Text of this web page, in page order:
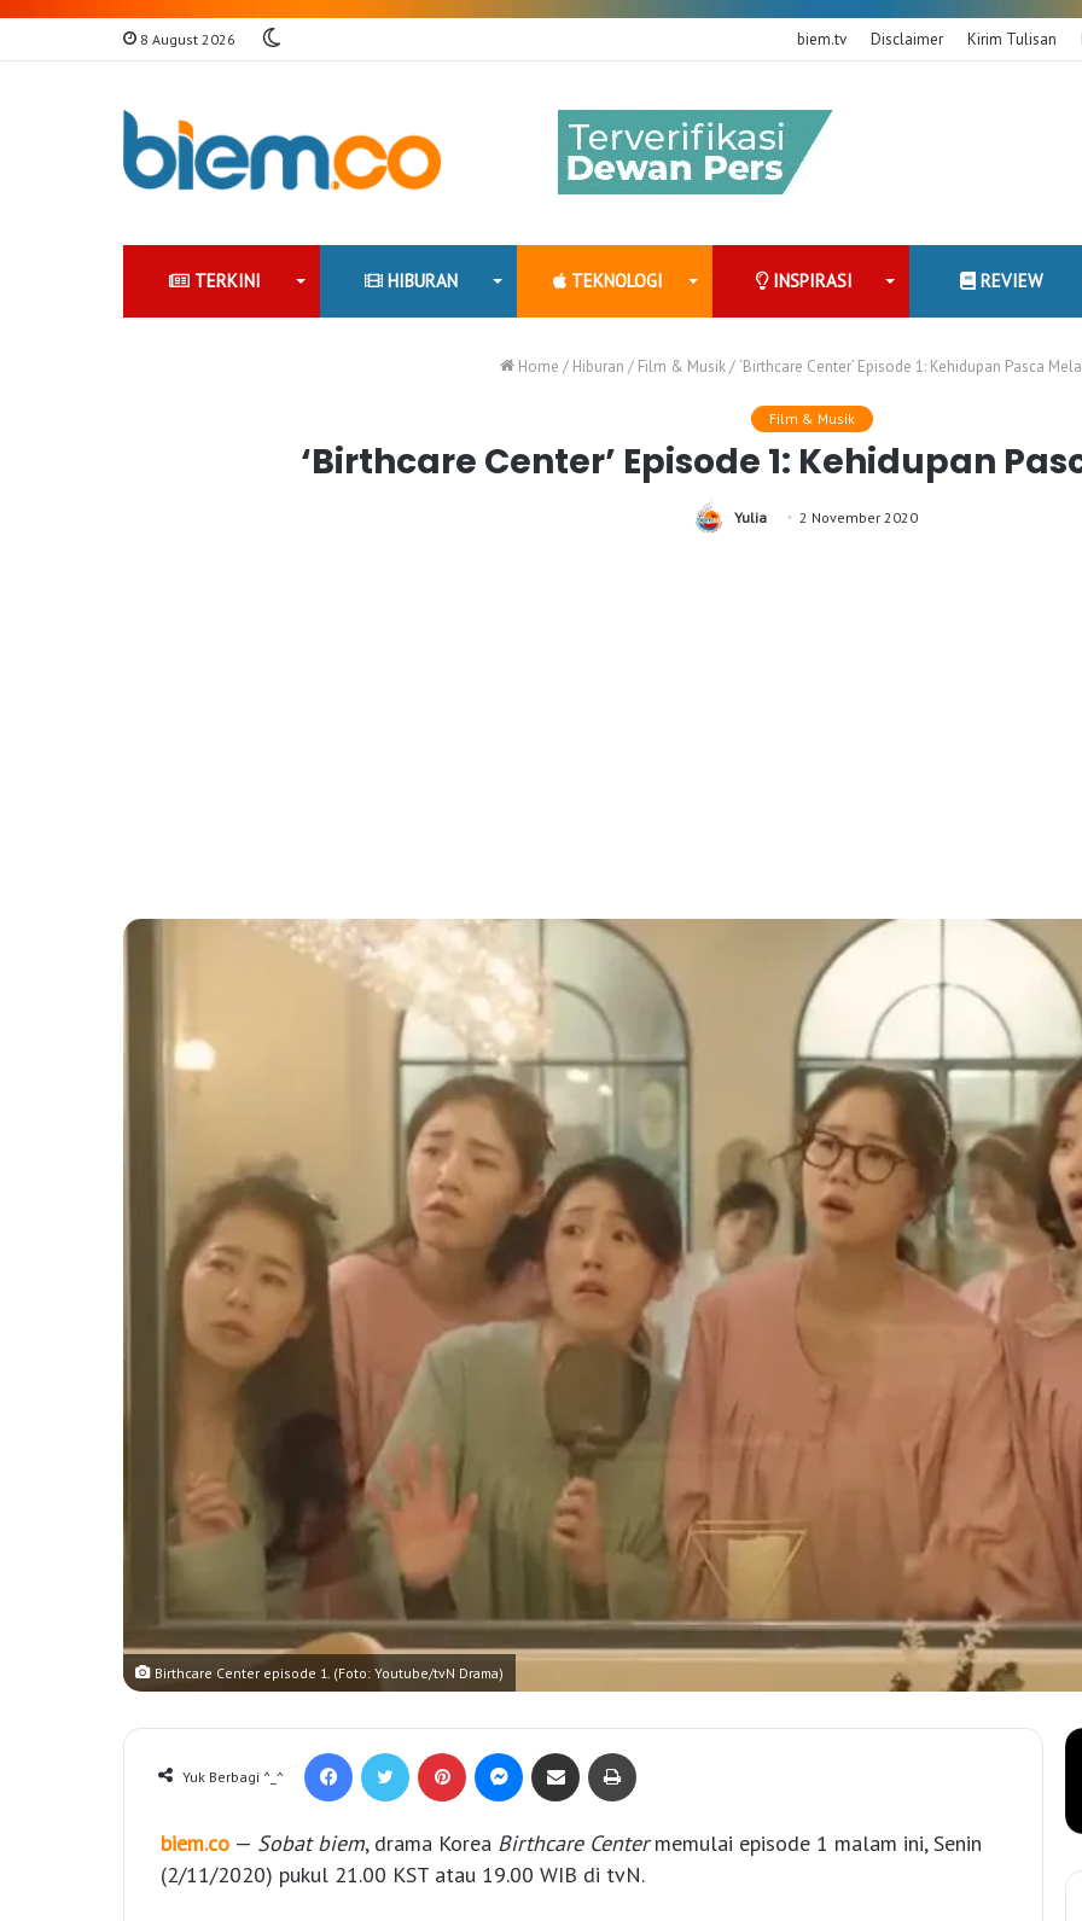
8 August 2026 biem.tv Disclaimer Kirim Tulisan
TERKINI HIBURAN TEKNOLOGI INSPIRASI REVIEW
Home / Hiburan / Film & Musik/ ‘Birthcare Center’ Episode 1: Kehidupan Pasca
Film & Musik
‘Birthcare Center’ Episode 1: Kehidupan
Yulia 2 November 2020
Birthcare Center episode 1. (Foto: Youtube/tvN Drama)
Yuk Berbagi ^_^
biem.co — Sobat biem, drama Korea Birthcare Centermemulai episode 1 malam ini, Senin
(2/11/2020) pukul 21.00 KST atau 19.00 WIB di tvN.